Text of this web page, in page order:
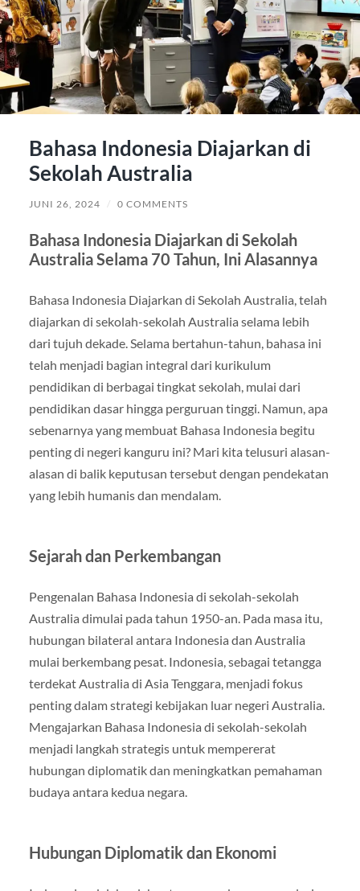
Bahasa Indonesia Diajarkan di
Sekolah Australia
JUNI 26, 2024 / 0 COMMENTS
Bahasa Indonesia Diajarkan di Sekolah
Australia Selama 70 Tahun, Ini Alasannya
Bahasa Indonesia Diajarkan di Sekolah Australia, telah
diajarkan di sekolah-sekolah Australia selama lebih
dari tujuh dekade. Selama bertahun-tahun, bahasa ini
telah menjadi bagian integral dari kurikulum
pendidikan di berbagai tingkat sekolah, mulai dari
pendidikan dasar hingga perguruan tinggi. Namun, apa
sebenarnya yang membuat Bahasa Indonesia begitu
penting di negeri kanguru ini? Mari kita telusuri alasan-
alasan di balik keputusan tersebut dengan pendekatan
yang lebih humanis dan mendalam.
Sejarah dan Perkembangan
Pengenalan Bahasa Indonesia di sekolah-sekolah
Australia dimulai pada tahun 1950-an. Pada masa itu,
hubungan bilateral antara Indonesia dan Australia
mulai berkembang pesat. Indonesia, sebagai tetangga
terdekat Australia di Asia Tenggara, menjadi fokus
penting dalam strategi kebijakan luar negeri Australia.
Mengajarkan Bahasa Indonesia di sekolah-sekolah
menjadi langkah strategis untuk mempererat
hubungan diplomatik dan meningkatkan pemahaman
budaya antara kedua negara.
Hubungan Diplomatik dan Ekonomi